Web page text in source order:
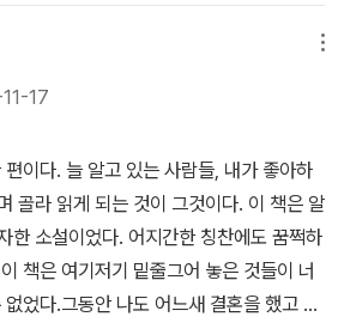
무일도 없는 그래서 조금은 무심해져도
키우며 왠만해선 전학이나 이사는 하지
로 되지 않았다.새로운 곳에서 이미 형성
는 걸 지켜보면서 어쩌면 아이가 힘들었을
자 끙끙댔던 거 같다.길게 이어진 아이의
으며 그게 아닐 지 모르는데 나는 나의 이
거기서 비롯되었다고 혼자 전전긍긍했다.
뿌리를 이식한 경험이 없이도 조금씩 혼
향이 강해서인지 우리 아이들도 나만 그런
환적인 완벽한 의존에 대한 하나의 강한
. 나는 그저 좋은 사람이 될 수 있는 이 짧은
람이 되고 싶다. 욕심일지라도.
자에서 아내 대신 그저 좋은 사람은 루마
하고, 자유롭게 여행도 다니고 싶었다. 어
인이 된다.부모 다음으로 연인을 만나기
다. 라훌에게 누나 수드하는 그랬다. 처음
보다는 더 친밀했다. 하여, 부모는 동생에
에게 의논한다. 언제부턴가 누나는 부모
게 싫었다. 자신의 공부를 위해, 행복을 위
고 싶었다. 알코올 중독자였던라훌이 자
. 치료를 받았다는 말을 믿을 수 없었고, 남
위해 어렵게 어렵게 뿌리를 내리기 위해
기는 남의 이야기같지 않은 구석이 있
아볼만한 외모를 가진 채, 부모는 벵골어
음식을 고집하고 전통의상을 걸쳐입고
여 지내는 반면, 자식은 이미 미국 사회에
구사하고, 벵골어를 어려워하고, 청바지
고 미국 사람을 사귀는 것을 당연하게 생
더 편하게 된다. 그러나 그러한 부모나 자
늘본인이 아는 전혀 다른 문화가 수시로
억지로 외면해야 한다는 슬픔을 공유하는
17
이다. 늘 알고 있는 사람들, 내가 좋아하
골라 읽게 되는 것이 그것이다. 이 책은 알
한 소설이었다. 어지간한 칭찬에도 꿈쩍하
책은 여기저기 밑줄그어 놓은 것들이 너
었다.그동안 나도 어느새 결혼을 했고 아